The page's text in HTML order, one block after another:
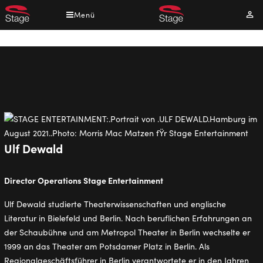
Direkt
zum
Menü
Pfadnavigation
Ulf Dewald
Director Operations Stage Entertainment
Ulf Dewald studierte Theaterwissenschaften und englische
Literatur in Bielefeld und Berlin. Nach beruflichen Erfahrungen an
der Schaubühne und am Metropol Theater in Berlin wechselte er
1999 an das Theater am Potsdamer Platz in Berlin. Als
Regionalgeschäftsführer in Berlin verantwortete er in den Jahren